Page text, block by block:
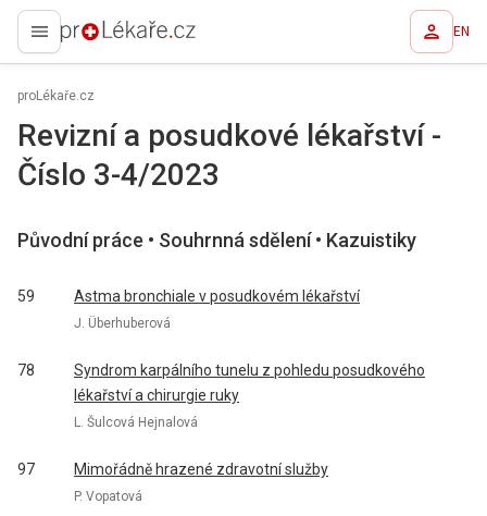
proLékaře.cz EN
proLékaře.cz
Revizní a posudkové lékařství -
Číslo 3-4/2023
Původní práce • Souhrnná sdělení • Kazuistiky
59 Astma bronchiale v posudkovém lékařství
J. Überhuberová
78
Syndrom karpálního tunelu z pohledu posudkového
lékařství a chirurgie ruky
L. Šulcová Hejnalová
97 Mimořádně hrazené zdravotní služby
P. Vopatová